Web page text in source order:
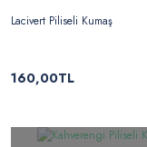
Lacivert Piliseli Kumaş
160,00TL